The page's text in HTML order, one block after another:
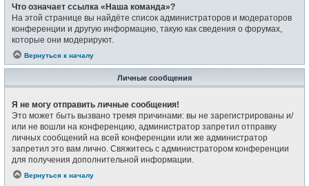
Что означает ссылка «Наша команда»?
На этой странице вы найдёте список администраторов и модераторов
конференции и другую информацию, такую как сведения о форумах,
которые они модерируют.
Вернуться к началу
Личные сообщения
Я не могу отправить личные сообщения!
Это может быть вызвано тремя причинами: вы не зарегистрированы и/
или не вошли на конференцию, администратор запретил отправку
личных сообщений на всей конференции или же администратор
запретил это вам лично. Свяжитесь с администратором конференции
для получения дополнительной информации.
Вернуться к началу